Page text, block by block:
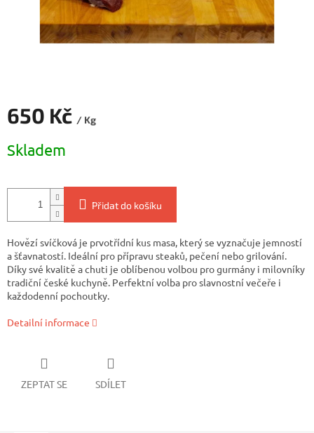
650 Kč / Kg
cena:
Skladem
Přidat do košíku
Hovězí svíčková je prvotřídní kus masa, který se vyznačuje jemností
a šťavnatostí. Ideální pro přípravu steaků, pečení nebo grilování.
Díky své kvalitě a chuti je oblíbenou volbou pro gurmány i milovníky
tradiční české kuchyně. Perfektní volba pro slavnostní večeře i
každodenní pochoutky.
Detailní informace
ZEPTAT SE SDÍLET